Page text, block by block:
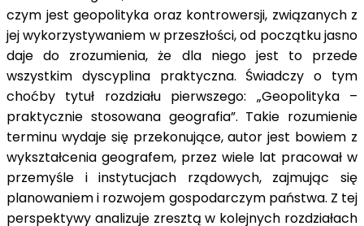
czym jest geopolityka oraz kontrowersji, związanych z
jej wykorzystywaniem w przeszłości, od początku jasno
daje do zrozumienia, że dla niego jest to przede
wszystkim dyscyplina praktyczna. Świadczy o tym
choćby tytuł rozdziału pierwszego: „Geopolityka –
praktycznie stosowana geografia”. Takie rozumienie
terminu wydaje się przekonujące, autor jest bowiem z
wykształcenia geografem, przez wiele lat pracował w
przemyśle i instytucjach rządowych, zajmując się
planowaniem i rozwojem gospodarczym państwa. Z tej
perspektywy analizuje zresztą w kolejnych rozdziałach